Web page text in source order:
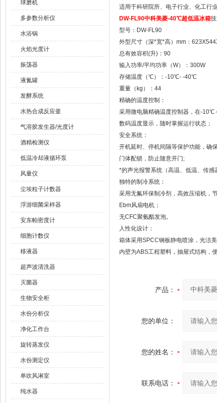
球磨机
多参数分析仪
水浴锅
火焰光度计
振荡器
液氮罐
发酵系统
水热合成反应釜
气溶胶发生器/光度计
酒精检测仪
低温冷却液循环泵
风量仪
尘埃粒子计数器
浮游细菌采样器
安东帕密度计
细胞计数仪
移液器
超声波清洗器
灭菌器
生物安全柜
水份分析仪
净化工作台
旋转蒸发仪
水份测定仪
单吹风淋室
纯水器
适用于科研院所、电子行业、化工行
DW-FL90中科美菱-40℃超低温冰箱
型号：DW-FL90
外型尺寸（深*宽*高）mm：
总有效容积(升)：90
输入功率/平均功率（W）：300W
存储温度（℃）：-10℃- -40℃
重量（kg）：44
精确的温度控制：
采用微电脑精确温度控制器，在-
数码温度显示，随时掌握运行状态；
安全系统：
开机延时、停机间隔等保护功能，确
门体配锁，防止随意开门;
*的声光报警系统（高温、低温、传
独特的制冷系统：
采用无氟环保制冷剂，高效压缩机，
Ebm风扇电机；
无CFC聚氨酯发泡。
人性化设计：
箱体采用SPCC钢板静电喷涂，光洁
内壁为ABS工程塑料，抽屉式结构，
产品：
您的单位：
您的姓名：
联系电话：